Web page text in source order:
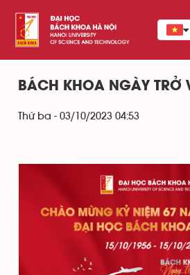
BÁCH KHOA NGÀY TRỞ
Thứ ba - 03/10/2023 04:53